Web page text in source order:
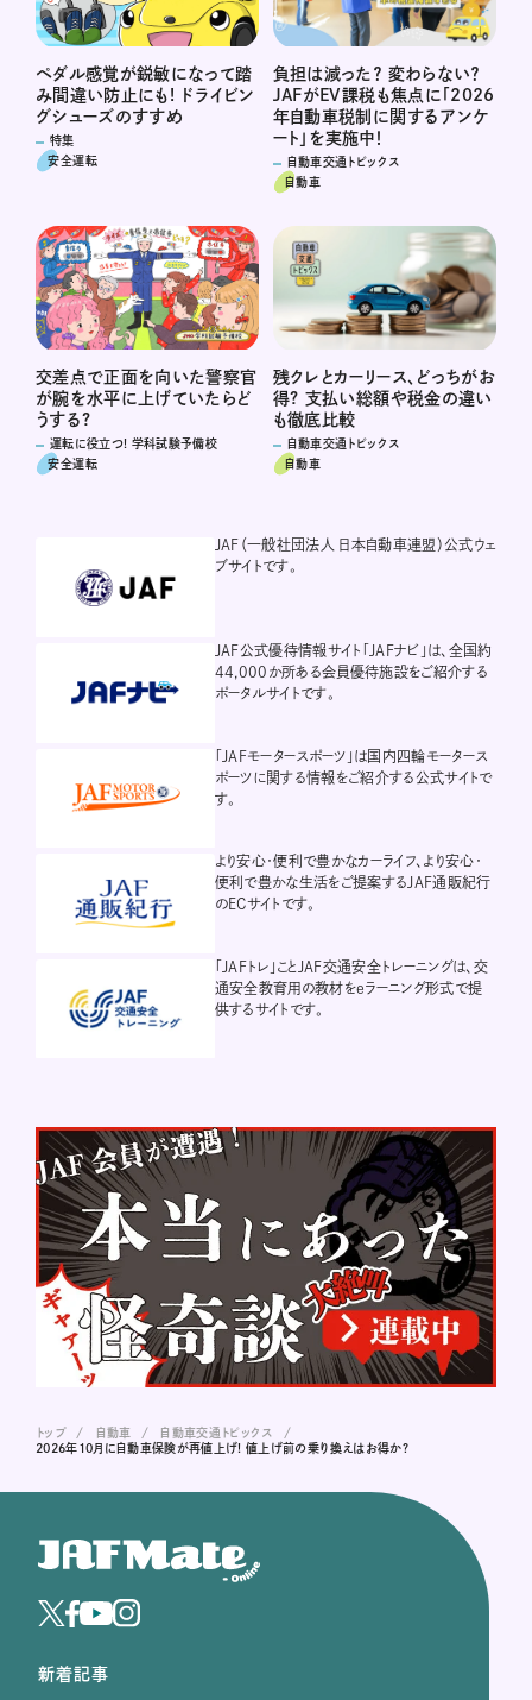
ペダル感覚が鋭敏になって踏
み間違い防止にも! ドライビン
グシューズのすすめ
特集
安全運転
負担は減った？ 変わらない？
JAFがEV課税も焦点に「2026
年自動車税制に関するアンケ
ート」を実施中！
自動車交通トピックス
自動車
交差点で正面を向いた警察官
が腕を水平に上げていたらど
うする?
運転に役立つ! 学科試験予備校
安全運転
残クレとカーリース、どっちがお
得? 支払い総額や税金の違い
も徹底比較
自動車交通トピックス
自動車
JAF（一般社団法人 日本自動車連盟）公式ウェ
ブサイトです。
JAF公式優待情報サイト「JAFナビ」は、全国約
44,000か所ある会員優待施設をご紹介する
ポータルサイトです。
「JAFモータースポーツ」は国内四輪モータース
ポーツに関する情報をご紹介する公式サイトで
す。
より安心・便利で豊かなカーライフ、より安心・
便利で豊かな生活をご提案するJAF通販紀行
のECサイトです。
「JAFトレ」ことJAF交通安全トレーニングは、交
通安全教育用の教材をeラーニング形式で提
供するサイトです。
トップ 自動車
自動車交通トピックス
2026年10月に自動車保険が再値上げ! 値上げ前の乗り換えはお得か?
新着記事